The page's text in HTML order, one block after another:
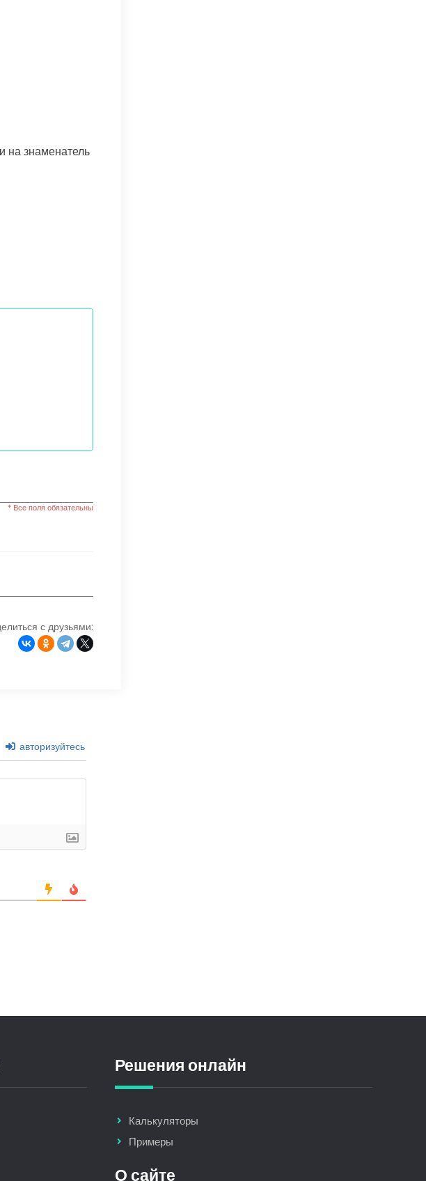
на знаменатель
* Все поля обязательны
с друзьями:
авторизуйтесь
Решения онлайн
Калькуляторы
Примеры
О сайте